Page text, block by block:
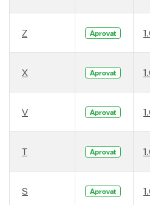
Z Aprovat
X Aprovat
V Aprovat
T Aprovat
S Aprovat